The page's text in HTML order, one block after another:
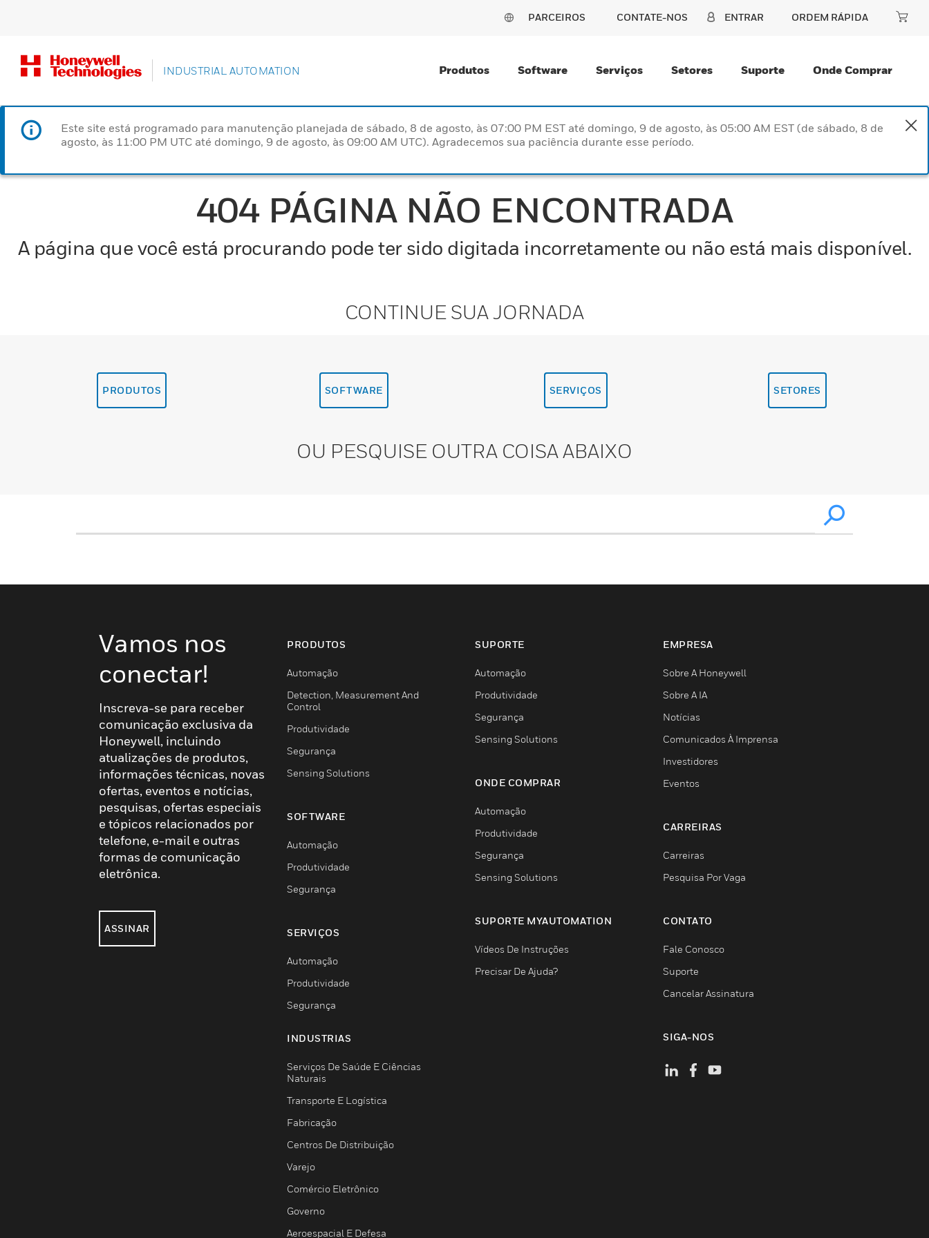
PARCEIROS CONTATE-NOS ENTRAR ORDEM RÁPIDA
INDUSTRIAL AUTOMATION Produtos Software Serviços Setores Suporte Onde Comprar
Este site está programado para manutenção planejada de sábado, 8 de agosto, às 07:00 PM EST até domingo, 9 de agosto, às 05:00 AM EST (de sábado, 8 de
agosto, às 11:00 PM UTC até domingo, 9 de agosto, às 09:00 AM UTC). Agradecemos sua paciência durante esse período.
404 PÁGINA NÃO ENCONTRADA
A página que você está procurando pode ter sido digitada incorretamente ou não está mais disponível.
CONTINUE SUA JORNADA
PRODUTOS SOFTWARE SERVIÇOS SETORES
OU PESQUISE OUTRA COISA ABAIXO
Vamos nos
conectar!
Inscreva-se para receber
comunicação exclusiva da
Honeywell, incluindo
atualizações de produtos,
informações técnicas, novas
ofertas, eventos e notícias,
pesquisas, ofertas especiais
e tópicos relacionados por
telefone, e-mail e outras
formas de comunicação
eletrônica.
ASSINAR
PRODUTOS
Automação
Detection, Measurement And
Control
Produtividade
Segurança
Sensing Solutions
SOFTWARE
Automação
Produtividade
Segurança
SERVIÇOS
Automação
Produtividade
Segurança
INDUSTRIAS
Serviços De Saúde E Ciências
Naturais
Transporte E Logística
Fabricação
Centros De Distribuição
Varejo
Comércio Eletrônico
Governo
Aeroespacial E Defesa
SUPORTE
Automação
Produtividade
Segurança
Sensing Solutions
ONDE COMPRAR
Automação
Produtividade
Segurança
Sensing Solutions
SUPORTE MYAUTOMATION
Vídeos De Instruções
Precisar De Ajuda?
EMPRESA
Sobre A Honeywell
Sobre A IA
Notícias
Comunicados À Imprensa
Investidores
Eventos
CARREIRAS
Carreiras
Pesquisa Por Vaga
CONTATO
Fale Conosco
Suporte
Cancelar Assinatura
SIGA-NOS